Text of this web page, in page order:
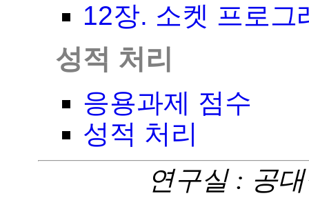
12장. 소켓 프로그
성적 처리
응용과제 점수
성적 처리
연구실 : 공